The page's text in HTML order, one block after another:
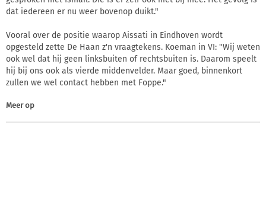
dat iedereen er nu weer bovenop duikt."
Vooral over de positie waarop Aissati in Eindhoven wordt
opgesteld zette De Haan z'n vraagtekens. Koeman in VI: "Wij weten
ook wel dat hij geen linksbuiten of rechtsbuiten is. Daarom speelt
hij bij ons ook als vierde middenvelder. Maar goed, binnenkort
zullen we wel contact hebben met Foppe."
Meer op